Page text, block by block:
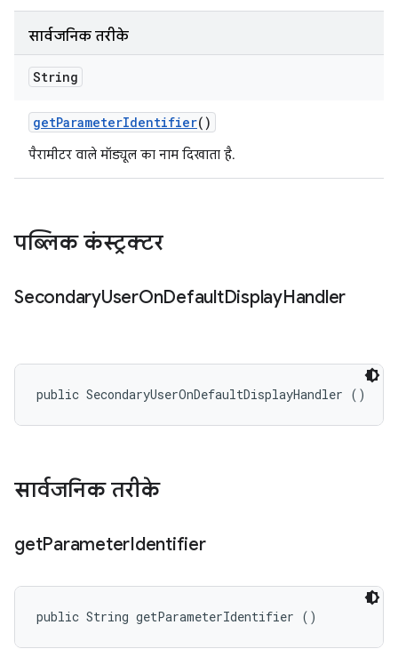
सार्वजनिक तरीके
String
getParameterIdentifier()
पैरामीटर वाले मॉड्यूल का नाम दिखाता है.
पब्लिक कंस्ट्रक्टर
SecondaryUserOnDefaultDisplayHandler
public SecondaryUserOnDefaultDisplayHandler ()
सार्वजनिक तरीके
getParameterIdentifier
public String getParameterIdentifier ()